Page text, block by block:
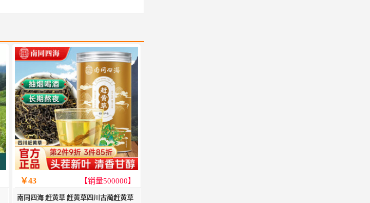
￥43 【销量500000】
南同四海 赶黄草 赶黄草四川古蔺赶黄草